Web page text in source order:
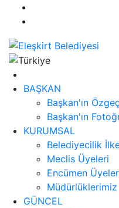
BAŞKAN
Başkan'ın
Başkan'ın
KURUMSAL
Belediyecilik
Meclis Üyeleri
Encümen
Müdürlüklerimiz
GÜNCEL